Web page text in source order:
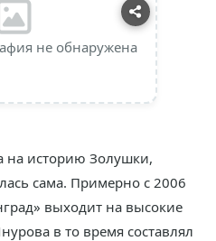
не обнаружена
на историю Золушки,
сама. Примерно с 2006
выходит на высокие
в то время составлял